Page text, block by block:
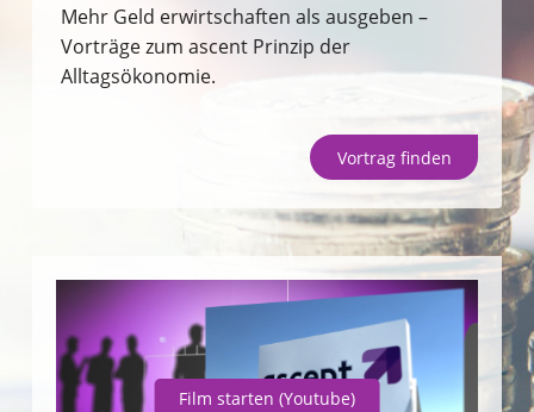
Vollmachtsplanung
Sachversicherung
SparpotenzialCheck Vortrag finden
Mehr Geld erwirtschaften als ausgeben –
Vorträge zum ascent Prinzip der
Alltagsökonomie.
Vortrag finden
Film starten (Youtube)